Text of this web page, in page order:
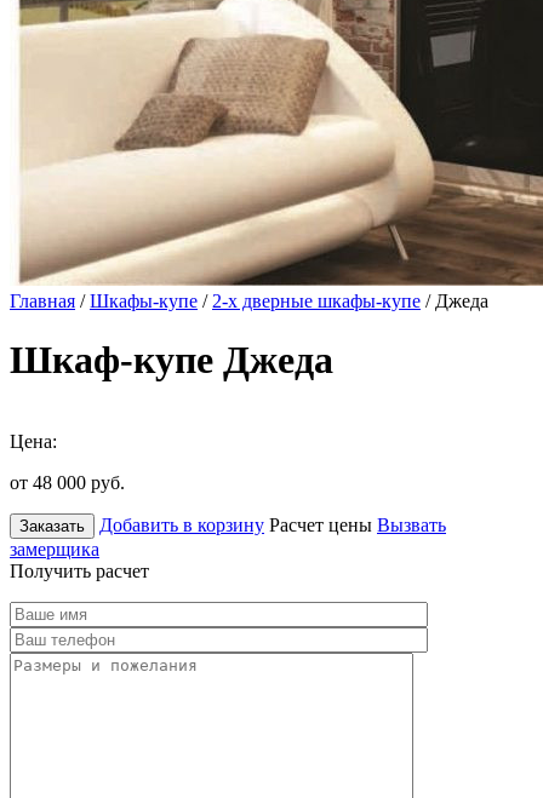
Главная /Шкафы-купе / 2-х дверные шкафы-купе / Джеда
Шкаф-купе Джеда
Цена:
от 48 000 руб.
Заказать Добавить в корзину Расчет цены Вызвать
замерщика
Получить расчет